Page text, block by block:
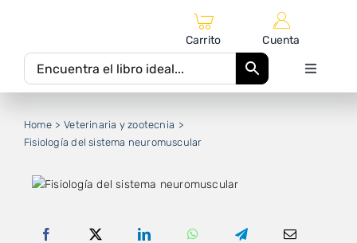
Carrito Cuenta
Toggle
Home
Veterinaria y zootecnia
Fisiología del sistema neuromuscular